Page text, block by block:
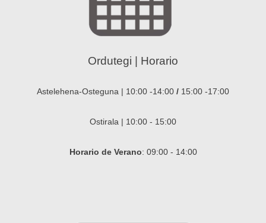
Ordutegi | Horario
Astelehena-Osteguna | 10:00 -14:00 / 15:00 -17:00
Ostirala | 10:00 - 15:00
Horario de Verano: 09:00 - 14:00